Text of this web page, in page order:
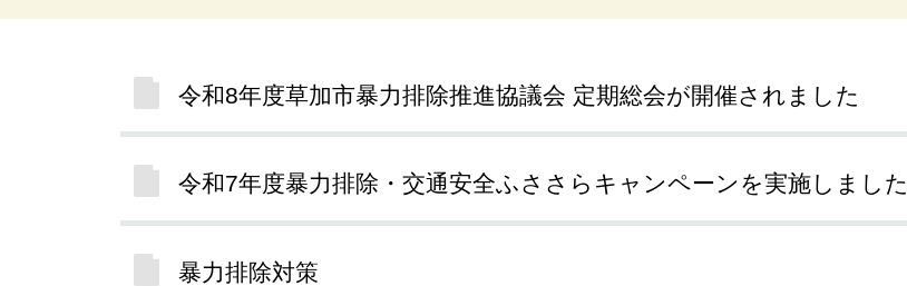
令和8年度草加市暴力排除推進協議会 定期総会が開催されました
令和7年度暴力排除・交通安全ふささらキャンペーンを実施しました
暴力排除対策